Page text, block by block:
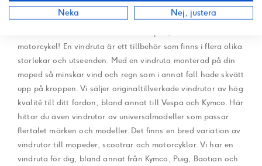
motorcykel! En vindruta är ett tillbehör som finns i flera olika
storlekar och utseenden. Med en vindruta monterad på din
moped så minskar vind och regn som i annat fall hade skvätt
upp på kroppen. Vi säljer originaltillverkade vindrutor av hög
kvalité till ditt fordon, bland annat till Vespa och Kymco. Här
hittar du även vindrutor av universalmodeller som passar
flertalet märken och modeller. Det finns en bred variation av
vindrutor till mopeder, scootrar och motorcyklar. Vi har en
vindruta för dig, bland annat från Kymco, Puig, Baotian och
Neka
Nej, justera